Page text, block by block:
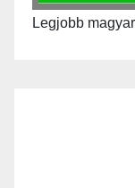
Legjobb